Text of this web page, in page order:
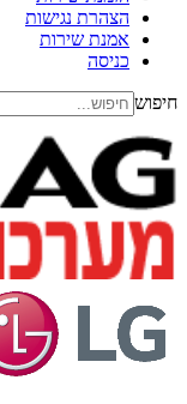
הצהרת נגישות
אמנת שירות
כניסה
חיפוש